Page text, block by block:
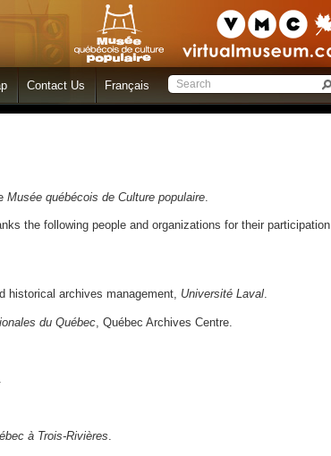
Contact Us Français
Musée québécois de Culture populaire
the following people and organizations for their participation
historical archives management, Université Laval
du Québec , Québec Archives Centre.
à Trois-Rivières